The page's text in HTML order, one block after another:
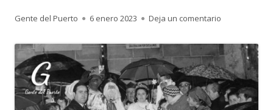
Autor
Gente del Puerto
Publicado
6 enero 2023 Deja un comentario